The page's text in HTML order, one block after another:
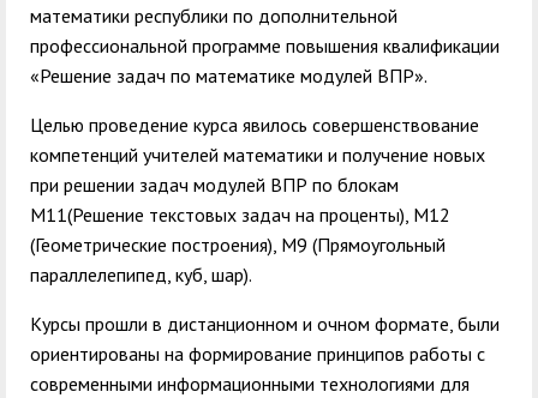
математики республики по дополнительной
профессиональной программе повышения квалификации
«Решение задач по математике модулей ВПР».
Целью проведение курса явилось совершенствование
компетенций учителей математики и получение новых
при решении задач модулей ВПР по блокам
М11(Решение текстовых задач на проценты), М12
(Геометрические построения), М9 (Прямоугольный
параллелепипед, куб, шар).
Курсы прошли в дистанционном и очном формате, были
ориентированы на формирование принципов работы с
современными информационными технологиями для